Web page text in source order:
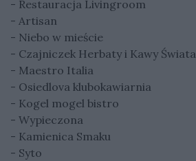
- Restauracja Livingroom
- Artisan
- Niebo w mieście
- Czajniczek Herbaty i Kawy Świata
- Maestro Italia
- Osiedlova klubokawiarnia
- Kogel mogel bistro
- Wypieczona
- Kamienica Smaku
- Syto